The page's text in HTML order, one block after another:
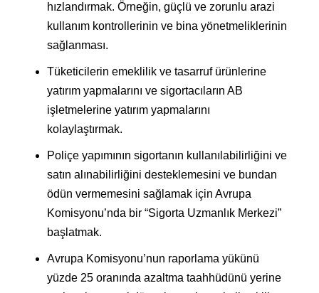
hızlandırmak. Örneğin, güçlü ve zorunlu arazi
kullanım kontrollerinin ve bina yönetmeliklerinin
sağlanması.
Tüketicilerin emeklilik ve tasarruf ürünlerine
yatırım yapmalarını ve sigortacıların AB
işletmelerine yatırım yapmalarını
kolaylaştırmak.
Poliçe yapımının sigortanın kullanılabilirliğini ve
satın alınabilirliğini desteklemesini ve bundan
ödün vermemesini sağlamak için Avrupa
Komisyonu’nda bir “Sigorta Uzmanlık Merkezi”
başlatmak.
Avrupa Komisyonu’nun raporlama yükünü
yüzde 25 oranında azaltma taahhüdünü yerine